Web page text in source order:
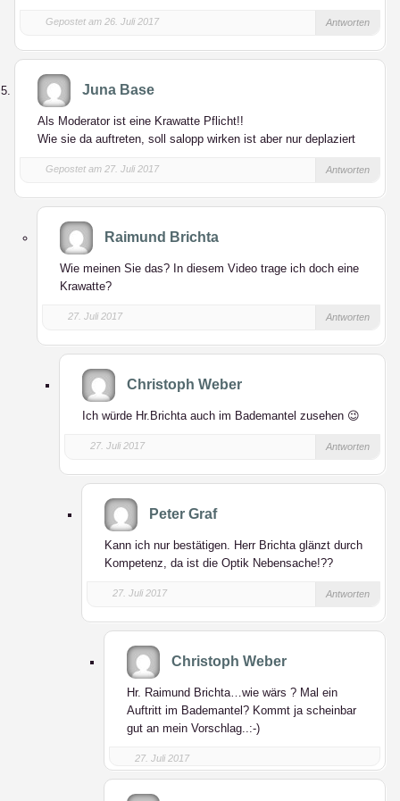
Gepostet am 26. Juli 2017 Antworten
Juna Base
Als Moderator ist eine Krawatte Pflicht!!
Wie sie da auftreten, soll salopp wirken ist aber nur deplaziert
Gepostet am 27. Juli 2017 Antworten
Raimund Brichta
Wie meinen Sie das? In diesem Video trage ich doch eine
Krawatte?
27. Juli 2017 Antworten
Christoph Weber
Ich würde Hr.Brichta auch im Bademantel zusehen 😉
27. Juli 2017 Antworten
Peter Graf
Kann ich nur bestätigen. Herr Brichta glänzt durch
Kompetenz, da ist die Optik Nebensache!??
27. Juli 2017 Antworten
Christoph Weber
Hr. Raimund Brichta…wie wärs ? Mal ein
Auftritt im Bademantel? Kommt ja scheinbar
gut an mein Vorschlag..:-)
27. Juli 2017